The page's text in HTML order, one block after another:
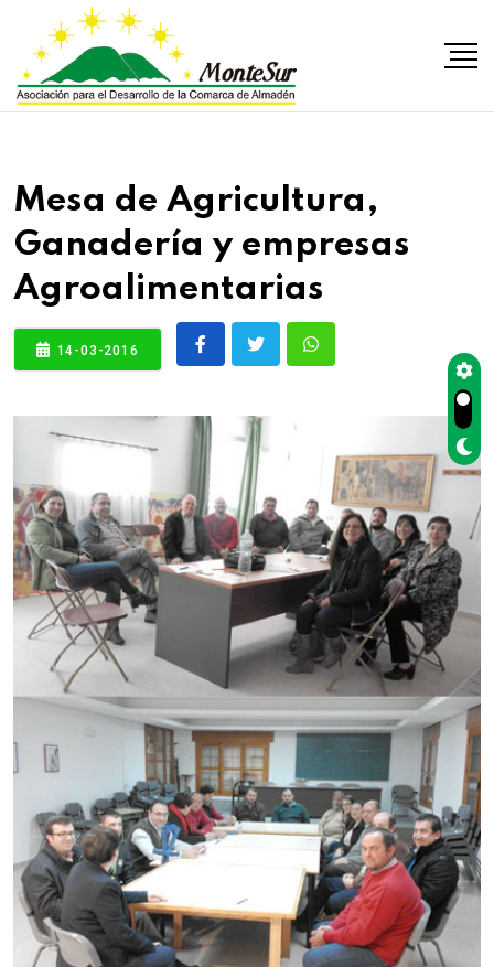
Mesa de Agricultura,
Ganadería y empresas
Agroalimentarias
14-03-2016